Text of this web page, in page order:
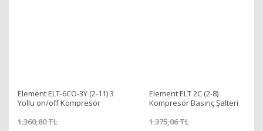
Element ELT-6CO-3Y (2-11) 3
Yollu on/off Kompresör
1.360,80 TL
Element ELT 2C (2-8)
Kompresör Basınç Şalteri
1.375,06 TL